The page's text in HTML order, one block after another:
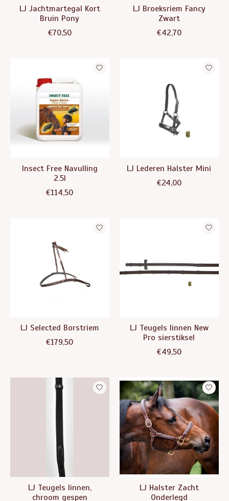
LJ Jachtmartegal Kort
Bruin Pony
€70,50
LJ Broeksriem Fancy
Zwart
€42,70
Insect Free Navulling
2.5l
€114,50
LJ Lederen Halster Mini
€24,00
LJ Selected Borstriem
€179,50
LJ Teugels linnen New
Pro sierstiksel
€49,50
LJ Teugels linnen,
chroom gespen
LJ Halster Zacht
Onderlegd